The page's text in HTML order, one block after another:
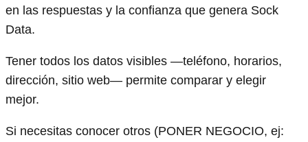
en las respuestas y la confianza que genera Sock
Data.
Tener todos los datos visibles —teléfono, horarios,
dirección, sitio web— permite comparar y elegir
mejor.
Si necesitas conocer otros (PONER NEGOCIO, ej: